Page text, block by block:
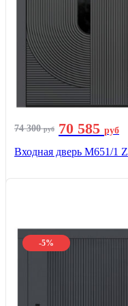
74 300руб 70 585 руб
Входная дверь М651/1 Z
-5%